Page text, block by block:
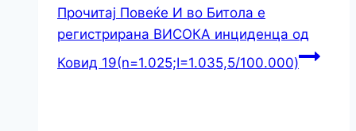
Прочитај Повеќе И во Битола е
регистрирана ВИСОКА инциденца од
Ковид 19(n=1.025;I=1.035,5/100.000)